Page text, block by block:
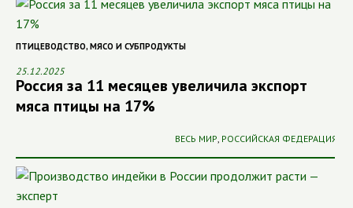
ПТИЦЕВОДСТВО, МЯСО И СУБПРОДУКТЫ
25.12.2025
Россия за 11 месяцев увеличила экспорт
мяса птицы на 17%
ВЕСЬ МИР РОССИЙСКАЯ ФЕДЕРАЦИЯ